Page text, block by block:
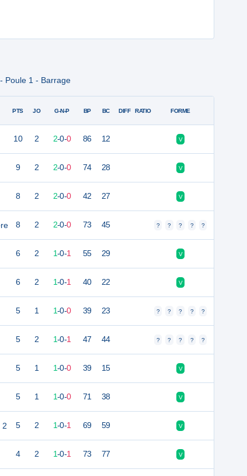
Poule 1 - Barrage
2
PTS JO G-N-P BP BC DIFF RATIO FORME
10 2 2-0-0 86 12 V
9 2 2-0-0 74 28 V
8 2 2-0-0 42 27 V
8 2 2-0-0 73 45 ? ? ? ? ?
6 2 1-0-1 55 29 V
6 2 1-0-1 40 22 V
5 1 1-0-0 39 23 ? ? ? ? ?
5 2 1-0-1 47 44 ? ? ? ? ?
5 1 1-0-0 39 15 V
5 1 1-0-0 71 38 V
5 2 1-0-1 69 59 V
4 2 1-0-1 73 77 V